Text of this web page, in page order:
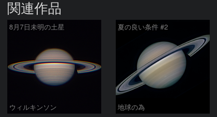
関連作品
8月7日未明の土星
ウィルキンソン
夏の良い条件 #2
地球の為